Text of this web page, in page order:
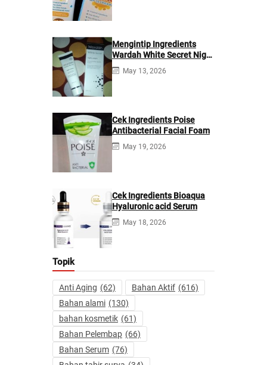
Mengintip Ingredients
Wardah White Secret Night
Cream
May 13, 2026
Cek Ingredients Poise
Antibacterial Facial Foam
May 19, 2026
Cek Ingredients Bioaqua
Hyaluronic acid Serum
May 18, 2026
Topik
Anti Aging (62) Bahan Aktif (616)
Bahan alami (130)
bahan kosmetik (61)
Bahan Pelembap (66)
Bahan Serum (76)